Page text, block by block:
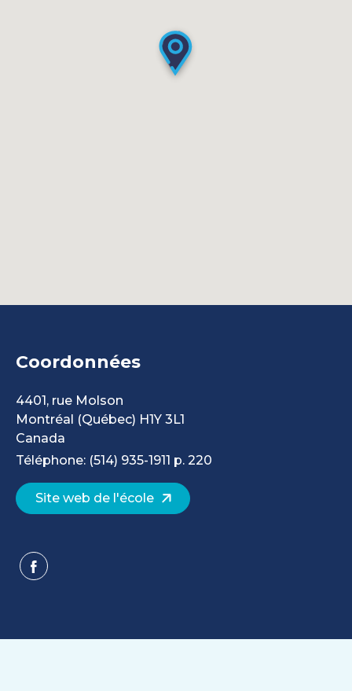
Coordonnées
4401, rue Molson
Montréal (Québec) H1Y 3L1
Canada
Téléphone: (514) 935-1911 p. 220
Site web de l'école